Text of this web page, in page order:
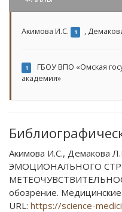
Акимова И.С. 1 ,
1
ГБОУ ВПО «Омская
академия»
Акимова И.С., Демакова
ЭМОЦИОНАЛЬНОГО
обозрение.
URL: https://science-